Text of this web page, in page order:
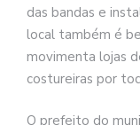
das bandas e
local também é
movimenta lojas
costureiras por
O prefeito do